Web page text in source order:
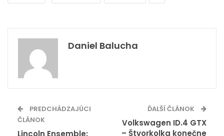
Daniel Balucha
PREDCHÁDZAJÚCI
ČLÁNOK
Lincoln Ensemble:
ĎALŠÍ ČLÁNOK
Volkswagen ID.4 GTX
– Štvorkolka konečne